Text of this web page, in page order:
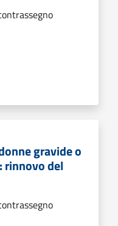
gravide o
rinnovo del